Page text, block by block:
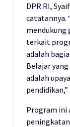
DPR RI,
catatannya.
mendukung
terkait
adalah
Belajar
adalah
Program ini